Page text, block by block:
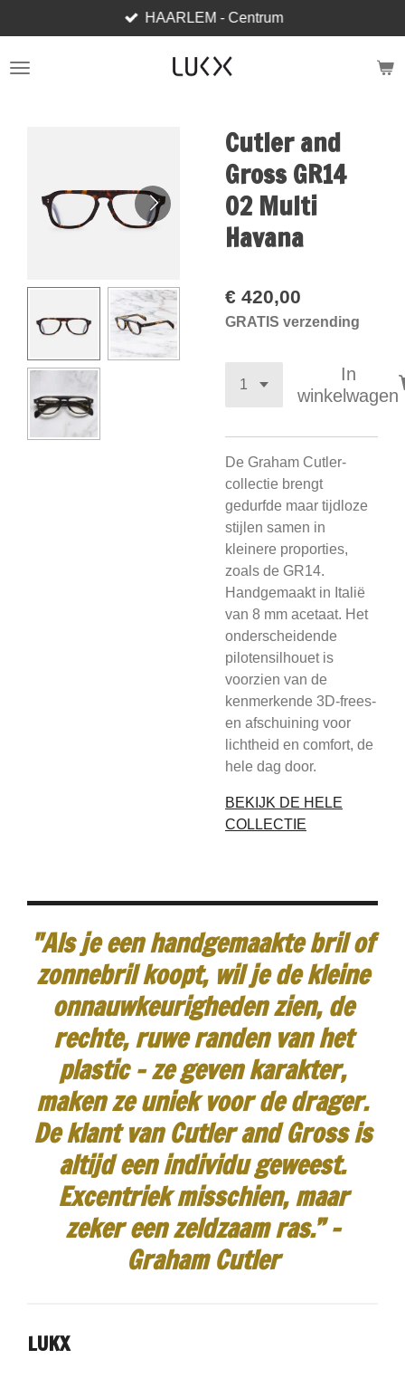
direct
naar
HAARLEM - Centrum
Cutler and
Gross GR14
02 Multi
Havana
€ 420,00
GRATIS verzending
In
winkelwagen
De Graham Cutler-
collectie brengt
gedurfde maar tijdloze
stijlen samen in
kleinere proporties,
zoals de GR14.
Handgemaakt in Italië
van 8 mm acetaat. Het
onderscheidende
pilotensilhouet is
voorzien van de
kenmerkende 3D-frees-
en afschuining voor
lichtheid en comfort, de
hele dag door.
BEKIJK DE HELE
COLLECTIE
"Als je een handgemaakte bril of
zonnebril koopt, wil je de kleine
onnauwkeurigheden zien, de
rechte, ruwe randen van het
plastic - ze geven karakter,
maken ze uniek voor de drager.
De klant van Cutler and Gross is
altijd een individu geweest.
Excentriek misschien, maar
zeker een zeldzaam ras.” -
Graham Cutler
LUKX